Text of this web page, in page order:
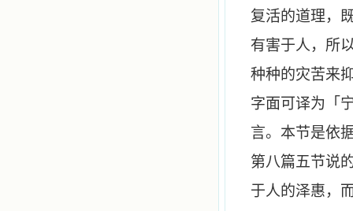
复活的道理，
有害于人，所
种种的灾苦来
字面可译为「
言。本节是依
第八篇五节说
于人的泽惠，